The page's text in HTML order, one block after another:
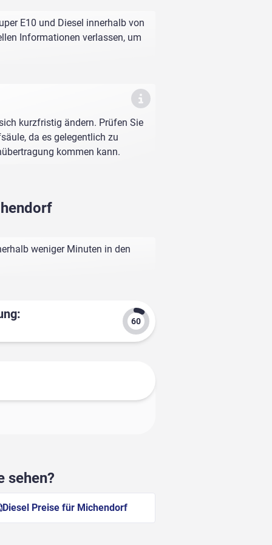
E10 und Diesel innerhalb von
Informationen verlassen, um
kurzfristig ändern. Prüfen Sie
da es gelegentlich zu
kommen kann.
weniger Minuten in den
sehen?
Diesel Preise für Michendorf